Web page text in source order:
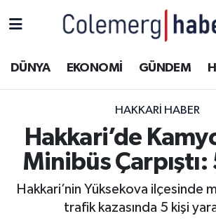
DÜNYA EKONOMİ GÜNDEM
HAKKARI HABER
Hakkari’de
Minibüs Çarpıştı:
Hakkari’nin Yüksekova ilçesinde
trafik kazasında 5 kişi
ASAYİŞ
DOĞA
DÜNYA
Hakkâri Hava Durumu
Hakkari Namaz Vakitleri
Hakkâri Trafik Yoğunluk Haritası
Süper Lig Puan Durumu ve